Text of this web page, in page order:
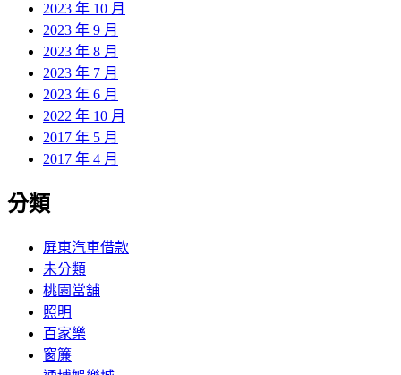
2023 年 10 月
2023 年 9 月
2023 年 8 月
2023 年 7 月
2023 年 6 月
2022 年 10 月
2017 年 5 月
2017 年 4 月
分類
屏東汽車借款
未分類
桃園當舖
照明
百家樂
窗簾